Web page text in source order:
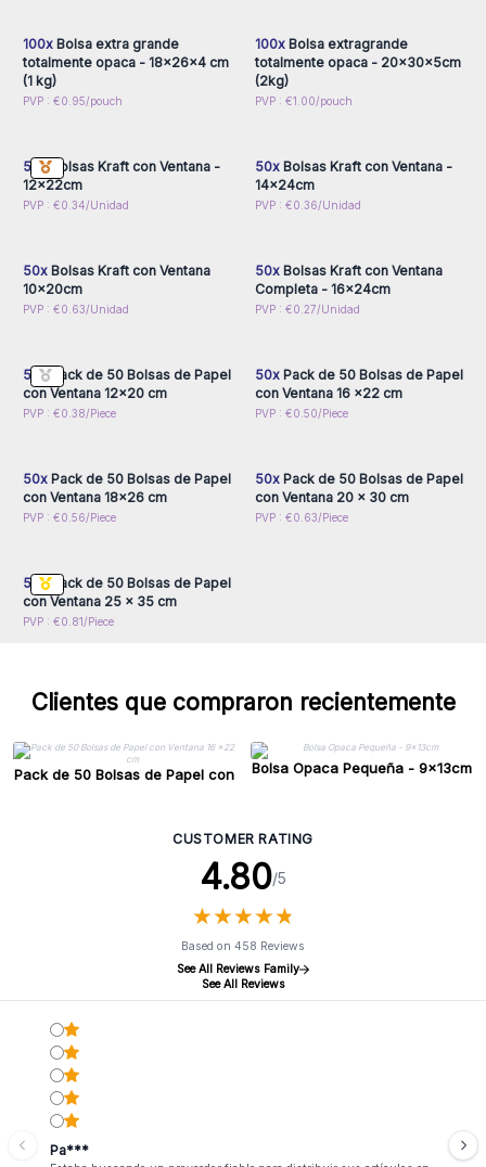
100xBolsa extra grande
totalmente opaca - 18x26x4 cm
(1 kg)
PVP : €0.95/pouch
100xBolsa extragrande
totalmente opaca - 20x30x5cm
(2kg)
PVP : €1.00/pouch
Inicie sesión o regístrese
50xBolsas Kraft con Ventana -
12x22cm
PVP : €0.34/Unidad
Inicie sesión o regístrese
50xBolsas Kraft con Ventana -
14x24cm
PVP : €0.36/Unidad
Inicie sesión o regístrese
50xBolsas Kraft con Ventana
10x20cm
PVP : €0.63/Unidad
Inicie sesión o regístrese
50xBolsas Kraft con Ventana
Completa - 16x24cm
PVP : €0.27/Unidad
Inicie sesión o regístrese
50xPack de 50 Bolsas de Papel
con Ventana 12x20 cm
PVP : €0.38/Piece
Inicie sesión o regístrese
50xPack de 50 Bolsas de Papel
con Ventana 16 x22 cm
PVP : €0.50/Piece
Inicie sesión o regístrese
50xPack de 50 Bolsas de Papel
con Ventana 18x26 cm
PVP : €0.56/Piece
Inicie sesión o regístrese
50xPack de 50 Bolsas de Papel
con Ventana 20 x 30 cm
PVP : €0.63/Piece
Inicie sesión o regístrese
50xPack de 50 Bolsas de Papel
con Ventana 25 x 35 cm
PVP : €0.81/Piece
Clientes que compraron recientemente
Pack de 50 Bolsas de Papel con
Bolsa Opaca Pequeña - 9x13cm
CUSTOMER RATING
4.80/5
★★★★★
★★★★★
Based on 458 Reviews
See All Reviews Family
See All Reviews
Pa***